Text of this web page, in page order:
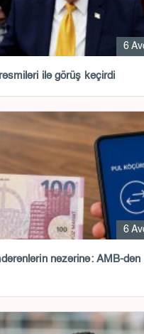
6
ilə görüş keçirdi
6
nəzərinə: AMB-dən